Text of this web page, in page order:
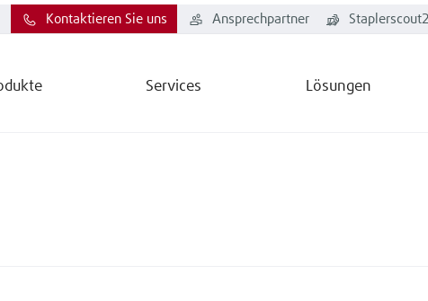
Services Lösungen
Ansprechpartner
Kontaktieren Sie uns